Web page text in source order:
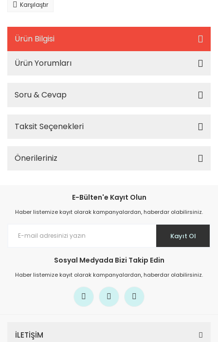
Karşılaştır
Ürün Bilgisi
Ürün Yorumları
Soru & Cevap
Taksit Seçenekleri
Önerileriniz
E-Bülten'e Kayıt Olun
Haber listemize kayıt olarak kampanyalardan, haberdar olabilirsiniz.
Kayıt Ol
Sosyal Medyada Bizi Takip Edin
Haber listemize kayıt olarak kampanyalardan, haberdar olabilirsiniz.
İLETİŞİM